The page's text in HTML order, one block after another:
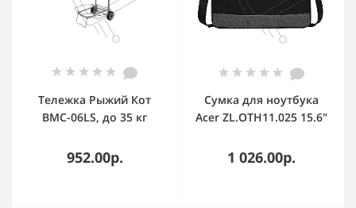
Тележка Рыжий Кот
BMC-06LS, до 35 кг
952.00р.
Сумка для ноутбука
Acer ZL.OTH11.025 15.6"
полиэстер black/grey
1 026.00р.